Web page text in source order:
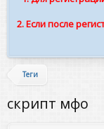
2. Если после
Теги
скрипт мфо